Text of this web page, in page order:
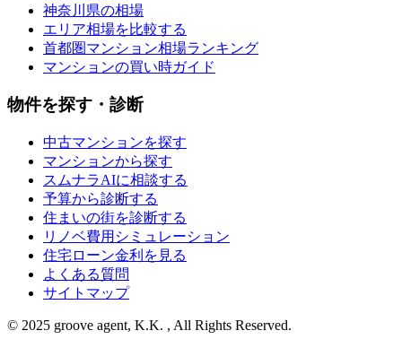
神奈川県の相場
エリア相場を比較する
首都圏マンション相場ランキング
マンションの買い時ガイド
物件を探す・診断
中古マンションを探す
マンションから探す
スムナラAIに相談する
予算から診断する
住まいの街を診断する
リノベ費用シミュレーション
住宅ローン金利を見る
よくある質問
サイトマップ
© 2025 groove agent, K.K. , All Rights Reserved.